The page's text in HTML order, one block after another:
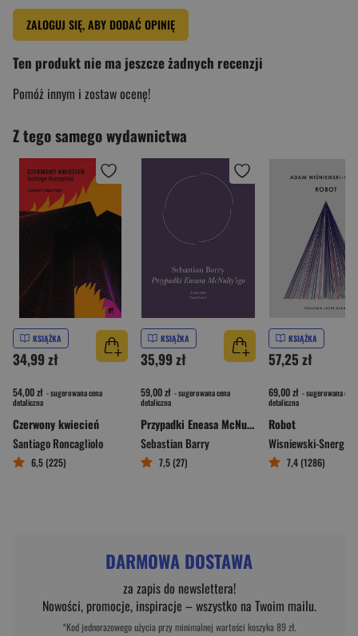
ZALOGUJ SIĘ, ABY DODAĆ OPINIĘ
Ten produkt nie ma jeszcze żadnych recenzji
Pomóż innym i zostaw ocenę!
Z tego samego wydawnictwa
KSIĄŻKA
34,99 zł
54,00 zł - sugerowana cena
detaliczna
Czerwony kwiecień
Santiago Roncagliolo
6,5 (225)
KSIĄŻKA
35,99 zł
59,00 zł - sugerowana cena
detaliczna
Przypadki Eneasa McNulty'ego
Sebastian Barry
7,5 (27)
KSIĄŻKA
57,25 zł
69,00 zł - sugerowana cena
detaliczna
Robot
Wisniewski-Snerg
7,4 (1286)
DARMOWA DOSTAWA
za zapis do newslettera!
Nowości, promocje, inspiracje – wszystko na Twoim mailu.
*Kod jednorazowego użycia przy minimalnej wartości koszyka 89 zł.